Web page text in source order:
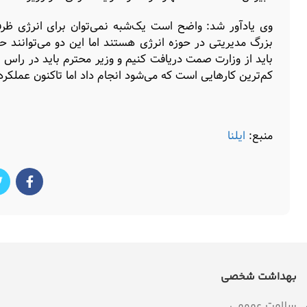
وی یادآور شد: واضح است یک‌شبه نمی‌توان برای انرژی
بزرگ مدیریتی در حوزه انرژی هستند اما این دو می‌توانند
باید از وزارت صمت دریافت کنیم و وزیر محترم باید در
کم‌ترین کارهایی است که می‌شود انجام داد اما تاکنون
منبع: ایلنا
بهداشت شخصی